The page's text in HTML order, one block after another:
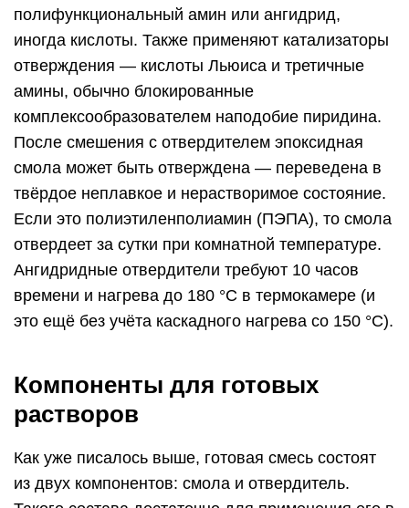
полифункциональный амин или ангидрид,
иногда кислоты. Также применяют катализаторы
отверждения — кислоты Льюиса и третичные
амины, обычно блокированные
комплексообразователем наподобие пиридина.
После смешения с отвердителем эпоксидная
смола может быть отверждена — переведена в
твёрдое неплавкое и нерастворимое состояние.
Если это полиэтиленполиамин (ПЭПА), то смола
отвердеет за сутки при комнатной температуре.
Ангидридные отвердители требуют 10 часов
времени и нагрева до 180 °C в термокамере (и
это ещё без учёта каскадного нагрева со 150 °C).
Компоненты для готовых
растворов
Как уже писалось выше, готовая смесь состоят
из двух компонентов: смола и отвердитель.